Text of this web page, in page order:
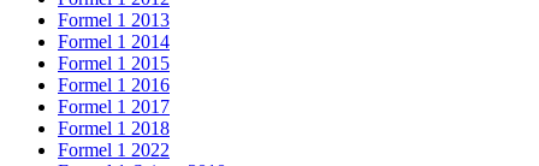
Formel 1 2013
Formel 1 2014
Formel 1 2015
Formel 1 2016
Formel 1 2017
Formel 1 2018
Formel 1 2022